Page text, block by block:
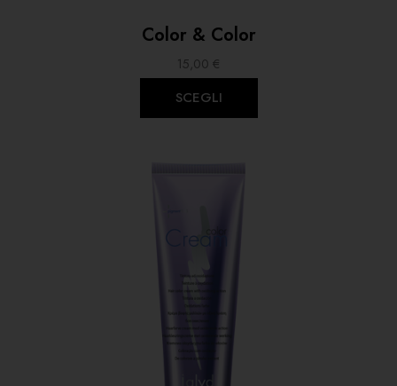
Color & Color
15,00 €
SCEGLI